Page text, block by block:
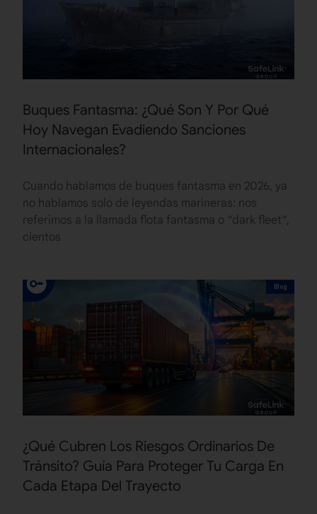
Buques Fantasma: ¿Qué Son Y Por Qué
Hoy Navegan Evadiendo Sanciones
Internacionales?
Cuando hablamos de buques fantasma en 2026, ya
no hablamos solo de leyendas marineras: nos
referimos a la llamada flota fantasma o “dark fleet“,
cientos
Blog
¿Qué Cubren Los Riesgos Ordinarios De
Tránsito? Guía Para Proteger Tu Carga En
Cada Etapa Del Trayecto